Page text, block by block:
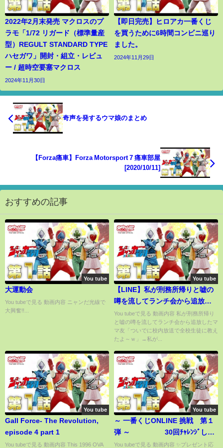
2022年2月末発売 マクロスのプ
ラモ「1/72 リガード（標準量産
型）REGULT STANDARD TYPE
ハセガワ」開封・組立・レビュ
ー / 超時空要塞マクロス
2024年11月30日
【即日完売】ヒロアカ一番くじ
を買うために6時間コンビニ巡り
ました。
2024年11月29日
奇声を発するウマ娘のまとめ
【Forza痛車】Forza Motorsport 7 痛車部屋
[2020/10/11]
おすすめの記事
You tube
大運動会
You tubeで見る 動画内容 ニャンだ光線で
大興奮!!...
You tube
【LINE】私が刑務所帰りと嘘の
噂を流してランチ会から追放し
たママ友「ついでに校内放送で
全校生徒に教えたよ～ｗ」→私
が警察官だと伝えたら反応が笑
You tubeで見る 動画内容 私が刑務所帰り
と嘘の噂を流してランチ会から追放したマ
マ友「ついでに校内放送で全校生徒に教え
たよ～ｗ」→私が...
You tube
Gall Force- The Revolution,
episode 4 part 1
You tubeで見る 動画内容 This 1996 OVA
You tube
～ 一番くじONLINE 挑戦 第１
弾 ～ 30回ﾁｬﾚﾝｼﾞした
ら…まさかの展開に💦 更にプ
You tubeで見る 動画内容 ✨プレゼント応